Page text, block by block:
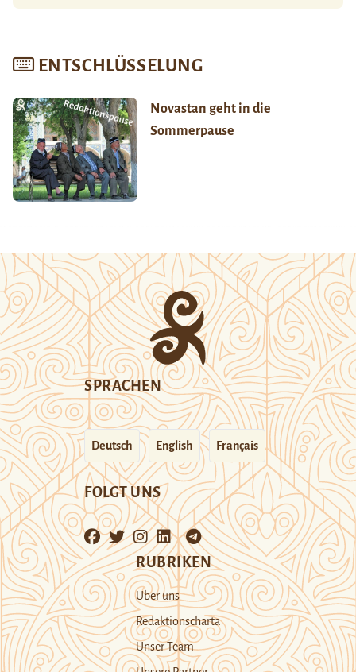
ENTSCHLÜSSELUNG
Novastan geht in die
Sommerpause
SPRACHEN
Deutsch English Français
FOLGT UNS
RUBRIKEN
Über uns
Redaktionscharta
Unser Team